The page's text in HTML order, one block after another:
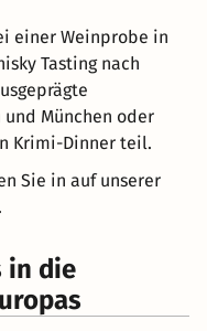
einer Weinprobe in
Tasting nach
München oder
Krimi-Dinner teil.
Sie in auf unserer
.
in die